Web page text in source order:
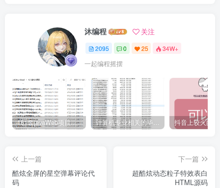
沐编程 关注
2095 0 25 34W+
一起编程摇摆
161套javaWeb项目源码免费分享 计算机专业相关的毕业设计论文合集免费下载
上一篇
酷炫全屏的星空弹幕评论代
码
下一篇
超酷炫动态粒子特效表白
HTML源码